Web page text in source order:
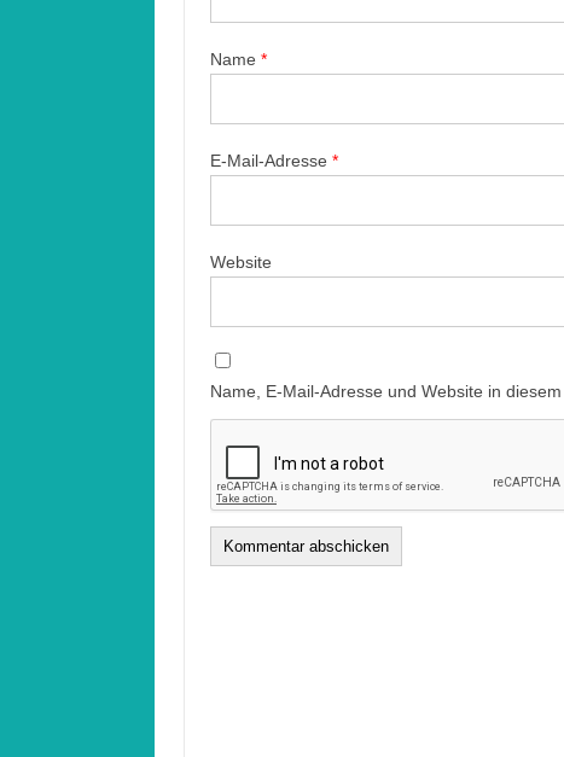
Name *
E-Mail-Adresse *
Website
Name, E-Mail-Adresse und Website in